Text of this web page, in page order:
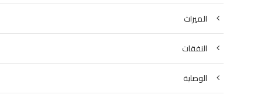
الميراث
النفقات
الوصاية